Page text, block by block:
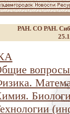
РАН. СО РАН.
вопросы